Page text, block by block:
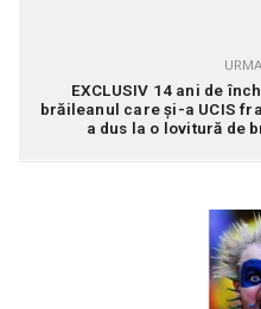
EXCLUSIV 14 ani de
brăileanul care și-a UCIS
a dus la o lovitură de